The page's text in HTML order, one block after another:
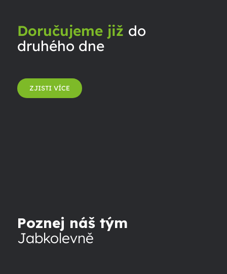
Doručujeme již do
druhého dne
ZJISTI VÍCE
Poznej náš tým
Jabkolevně